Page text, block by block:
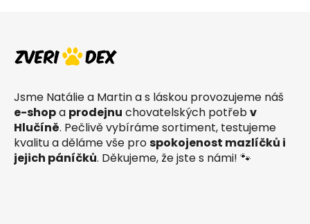
Jsme Natálie a Martin a s láskou provozujeme náš
e-shopa prodejnu chovatelských potřebv
Hlučíně. Pečlivě vybíráme sortiment, testujeme
kvalitu a děláme vše prospokojenost mazlíčků i
jejich páníčků. Děkujeme, že jste s námi! 🐾